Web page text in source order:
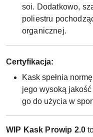
soi. Dodatkowo,
poliestru
organicznej.
Certyfikacja:
Kask spełnia normę
jego wysoką
go do użycia w
WIP Kask Prowip 2.0